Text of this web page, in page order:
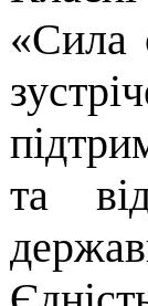
«Сила
та